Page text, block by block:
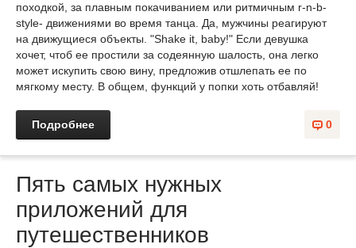
походкой, за плавным покачиванием или ритмичным r-n-b-
style- движениями во время танца. Да, мужчины реагируют
на движущиеся объекты. "Shake it, baby!" Если девушка
хочет, чтоб ее простили за содеянную шалость, она легко
может искупить свою вину, предложив отшлепать ее по
мягкому месту. В общем, функций у попки хоть отбавляй!
0
Подробнее
Пять самых нужных
приложений для
путешественников